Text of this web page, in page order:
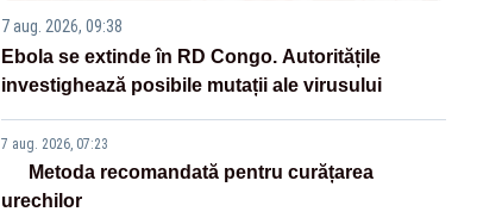
7 aug. 2026, 09:38
Ebola se extinde în RD Congo. Autoritățile
investighează posibile mutații ale virusului
7 aug. 2026, 07:23
Metoda recomandată pentru curățarea
urechilor